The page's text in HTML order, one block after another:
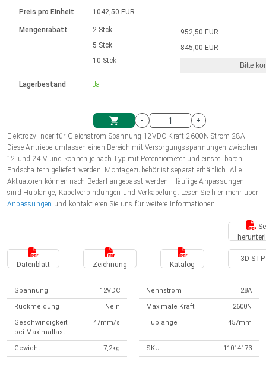
Einheitssystem
Einkaufswagen
Hubmagnete
230 - 50 Hz | 110 - 60 Hz
Drehzahlregelung für die AIS-Serie
Bürstenlose Gleichstrommotoren
mit Planetengetriebe und internem
Ø 28-42| 1-1400 rpm | <= 290Ncm
Bürstenlose DC Motor Controller
Gleichstrommotoren mit
Schneckengetriebe und Bürsten
Ø43-124mm | 31-425rpm | ≤ 41Nm
Treiber für Gleichstrommotoren mit
Synchron-Asynchron | für 1-4 Elektrozylinder
Synchron-Asynchron | für 1-4 Elektrozylinder
Français (EUR)
Polski (EUR)
Norsk (NOK)
Suomi (EUR)
Preis pro Einheit
Mengenrabatt
Lagerbestand
1042,50 EUR
2 Stck
5 Stck
10 Stck
Ja
952,50 EUR
845,00 EUR
Bitte
-
+
Elektrozylinder für Gleichstrom Spannung 12VDC Kraft 2600N Strom 28A
Diese Antriebe umfassen einen Bereich mit Versorgungsspannungen zwischen
12 und 24 V und können je nach Typ mit Potentiometer und einstellbaren
Endschaltern geliefert werden. Montagezubehör ist separat erhältlich. Alle
Aktuatoren können nach Bedarf angepasst werden. Häufige Anpassungen
sind Hublänge, Kabelverbindungen und Verkabelung. Lesen Sie hier mehr über
Anpassungen und kontaktieren Sie uns für weitere Informationen.
Datenblatt Zeichnung Katalog
3D STP
Spannung 12VDC Nennstrom 28A
Rückmeldung Nein Maximale Kraft 2600N
Geschwindigkeit
bei Maximallast
47mm/s Hublänge 457mm
Gewicht 7,2kg SKU 11014173